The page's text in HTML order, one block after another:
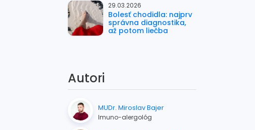
29.03.2026
Bolesť chodidla: najprv
správna diagnostika,
až potom liečba
Autori
MUDr. Miroslav Bajer
Imuno-alergológ